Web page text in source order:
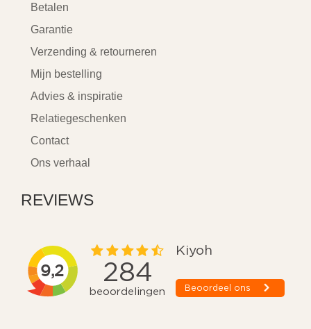
Betalen
Garantie
Verzending & retourneren
Mijn bestelling
Advies & inspiratie
Relatiegeschenken
Contact
Ons verhaal
REVIEWS